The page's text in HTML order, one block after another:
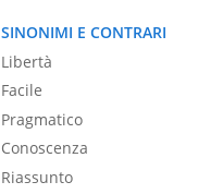
SINONIMI E CONTRARI
Libertà
Facile
Pragmatico
Conoscenza
Riassunto